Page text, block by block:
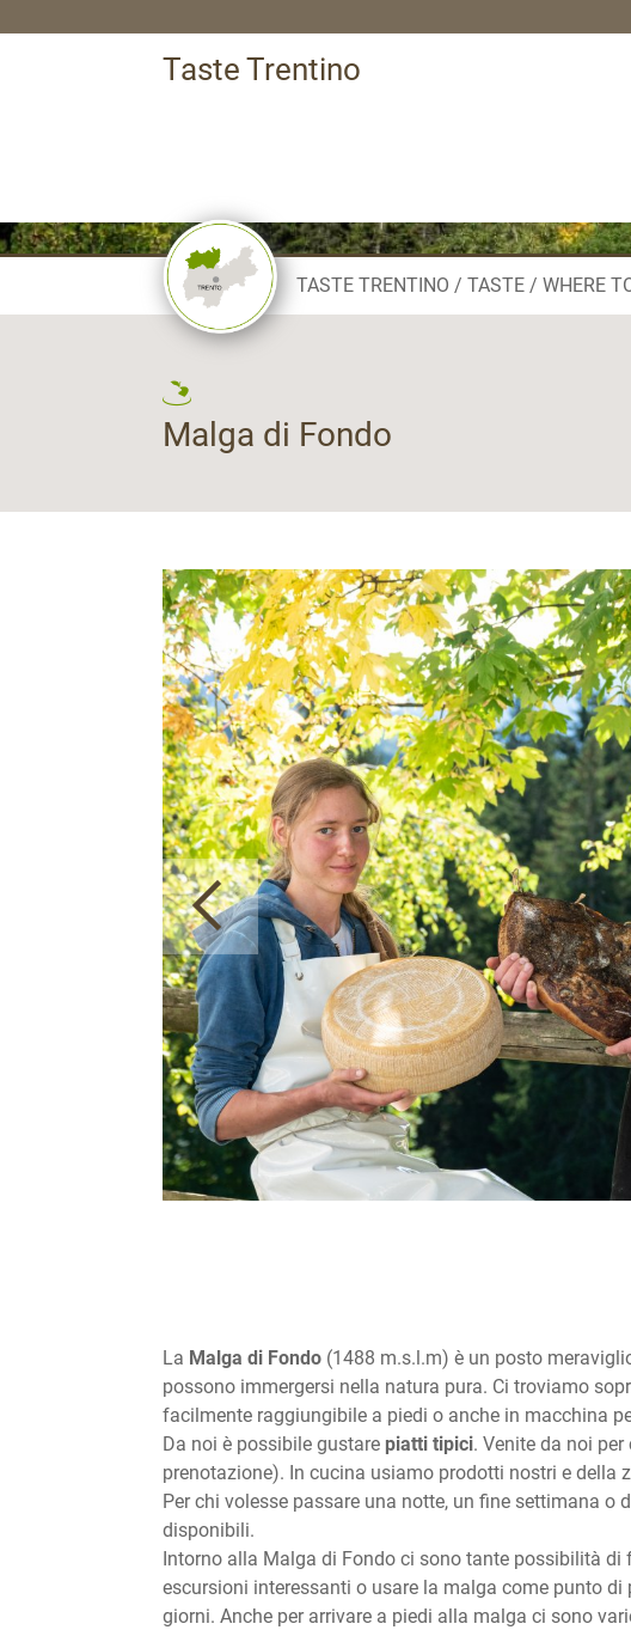
Taste Trentino
TASTE TRENTINO TASTE WHERE
Malga di Fondo
La Malga di Fondo (1488 m.s.l.m) è un posto
possono immergersi nella natura pura. Ci troviamo
facilmente raggiungibile a piedi o anche in macchina
Da noi è possibile gustare piatti tipici. Venite da noi per
prenotazione). In cucina usiamo prodotti nostri e della
Per chi volesse passare una notte, un fine settimana o
disponibili.
Intorno alla Malga di Fondo ci sono tante possibilità di
escursioni interessanti o usare la malga come punto
giorni. Anche per arrivare a piedi alla malga ci sono